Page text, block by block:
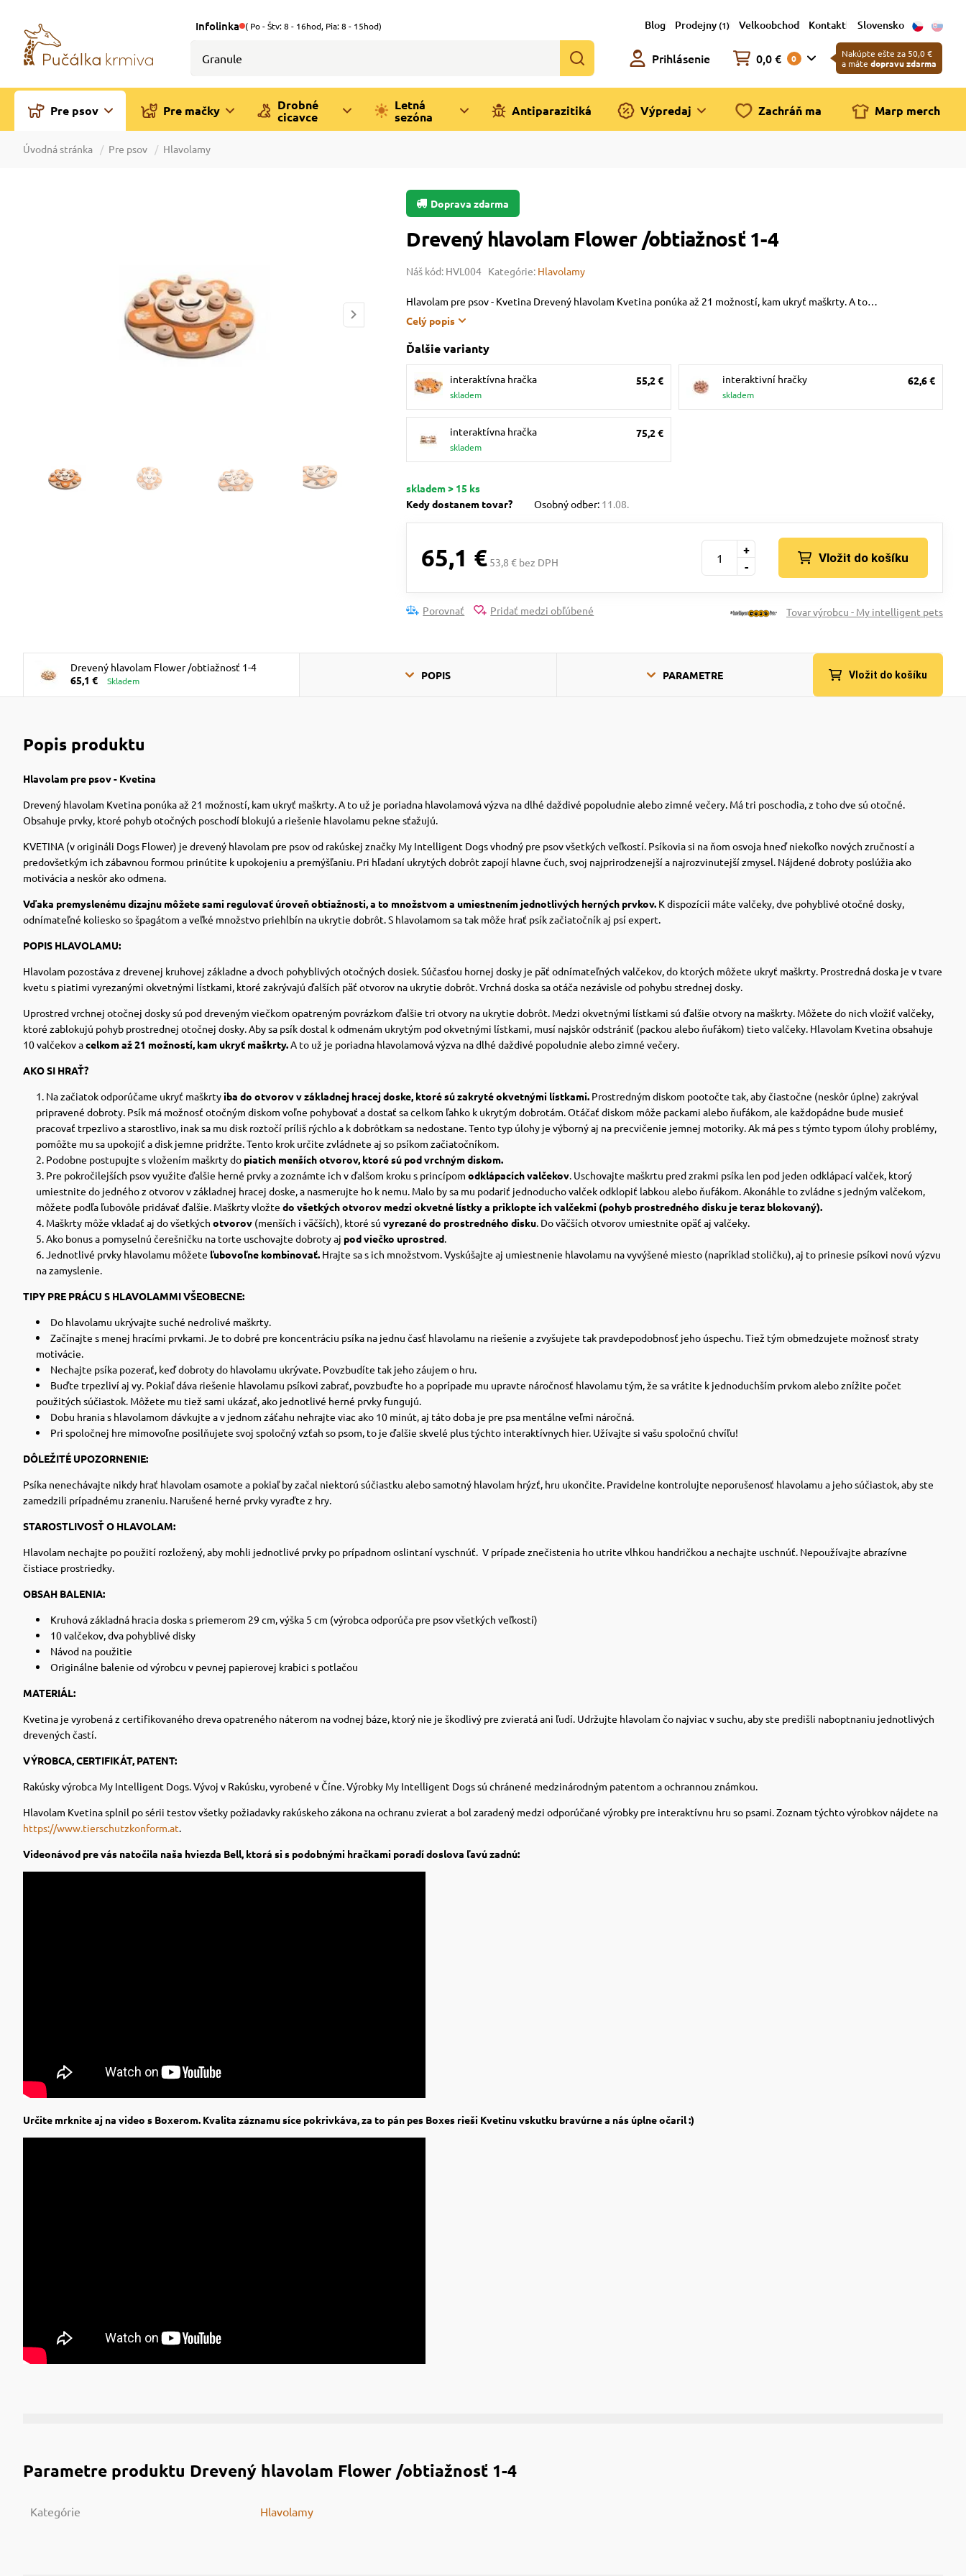
Infolinka ( Po - Štv: 8 - 16hod, Pia: 8 - 15hod) Blog Prodejny (1) Velkoobchod Kontakt Slovensko
Prihlásenie 0,0 € 0
Nakúpte ešte za 50,0 €
a máte dopravu zdarma
Pre psov Pre mačky
Drobné
cicavce
Letná
sezóna
Antiparazitiká Výpredaj Zachráň ma Marp merch
Úvodná stránka Pre psov Hlavolamy
Doprava zdarma
Drevený hlavolam Flower /obtiažnosť 1-4
Náš kód: HVL004 Kategórie: Hlavolamy
Hlavolam pre psov - Kvetina Drevený hlavolam Kvetina ponúka až 21 možností, kam ukryť maškrty. A to…
Celý popis
Ďalšie varianty
interaktívna hračka
skladem
55,2 € interaktivní hračky
skladem
62,6 €
interaktívna hračka
skladem
75,2 €
skladem > 15 ks
Kedy dostanem tovar?
Osobný odber: 11.08.
65,1 € 53,8 € bez DPH -
+
Vložit do košíku
Porovnať Pridať medzi obľúbené Tovar výrobcu - My intelligent pets
Drevený hlavolam Flower /obtiažnosť 1-4
65,1 €
Skladem POPIS PARAMETRE Vložit do košíku
Popis produktu
Hlavolam pre psov - Kvetina
Drevený hlavolam Kvetina ponúka až 21 možností, kam ukryť maškrty.A to už je poriadna hlavolamová výzva na dlhé daždivé popoludnie alebo zimné večery. Má tri poschodia, z toho dve sú otočné.
Obsahuje prvky, ktoré pohyb otočných poschodí blokujú a riešenie hlavolamu pekne sťažujú.
KVETINA (v origináli Dogs Flower) je drevený hlavolam pre psov od rakúskej značky My Intelligent Dogs vhodný pre psov všetkých veľkostí. Psíkovia si na ňom osvoja hneď niekoľko nových zručností a
predovšetkým ich zábavnou formou prinútite k upokojeniu a premýšľaniu. Pri hľadaní ukrytých dobrôt zapojí hlavne čuch, svoj najprirodzenejší a najrozvinutejší zmysel. Nájdené dobroty poslúžia ako
motivácia a neskôr ako odmena.
Vďaka premyslenému dizajnu môžete sami regulovať úroveň obtiažnosti, a to množstvom a umiestnením jednotlivých herných prvkov. K dispozícii máte valčeky, dve pohyblivé otočné dosky,
odnímateľné koliesko so špagátom a veľké množstvo priehlbín na ukrytie dobrôt. S hlavolamom sa tak môže hrať psík začiatočník aj psí expert.
POPIS HLAVOLAMU:
Hlavolam pozostáva z drevenej kruhovej základne a dvoch pohyblivých otočných dosiek.Súčasťou hornej dosky je päť odnímateľných valčekov, do ktorých môžete ukryť maškrty. Prostredná doska je v tvare
kvetu s piatimi vyrezanými okvetnými lístkami, ktoré zakrývajú ďalších päť otvorov na ukrytie dobrôt.Vrchná doska sa otáča nezávisle od pohybu strednej dosky.
Uprostred vrchnej otočnej dosky sú pod dreveným viečkom opatreným povrázkom ďalšie tri otvory na ukrytie dobrôt. Medzi okvetnými lístkami sú ďalšie otvory na maškrty. Môžete do nich vložiť valčeky,
ktoré zablokujú pohyb prostrednej otočnej dosky.Aby sa psík dostal k odmenám ukrytým pod okvetnými lístkami, musí najskôr odstrániť (packou alebo ňufákom) tieto valčeky. Hlavolam Kvetina obsahuje
10 valčekov acelkom až 21 možností, kam ukryť maškrty.A to už je poriadna hlavolamová výzva na dlhé daždivé popoludnie alebo zimné večery.
AKO SI HRAŤ?
Na začiatok odporúčame ukryť maškrty iba do otvorov v základnej hracej doske, ktoré sú zakryté okvetnými lístkami.Prostredným diskom pootočte tak, aby čiastočne (neskôr úplne) zakrýval
pripravené dobroty. Psík má možnosť otočným diskom voľne pohybovať a dostať sa celkom ľahko k ukrytým dobrotám. Otáčať diskom môže packami alebo ňufákom, ale každopádne bude musieť
pracovať trpezlivo a starostlivo, inak sa mu disk roztočí príliš rýchlo a k dobrôtkam sa nedostane. Tento typ úlohy je výborný aj na precvičenie jemnej motoriky. Ak má pes s týmto typom úlohy problémy,
pomôžte mu sa upokojiť a disk jemne pridržte. Tento krok určite zvládnete aj so psíkom začiatočníkom.
Podobne postupujte s vložením maškrty do piatich menších otvorov, ktoré sú pod vrchným diskom.
Pre pokročilejších psov využite ďalšie herné prvky a zoznámte ich v ďalšom kroku s princípom odklápacích valčekov. Uschovajte maškrtu pred zrakmi psíka len pod jeden odklápací valček, ktorý
umiestnite do jedného z otvorov v základnej hracej doske, a nasmerujte ho k nemu. Malo by sa mu podariť jednoducho valček odklopiť labkou alebo ňufákom. Akonáhle to zvládne s jedným valčekom,
môžete podľa ľubovôle pridávať ďalšie. Maškrty vložte do všetkých otvorov medzi okvetné lístky a priklopte ich valčekmi (pohyb prostredného disku je teraz blokovaný).
Maškrty môže vkladať aj do všetkých otvorov(menších i väčších), ktoré sú vyrezané do prostredného disku. Do väčších otvorov umiestnite opäť aj valčeky.
Ako bonus a pomyselnú čerešničku na torte uschovajte dobroty aj pod viečko uprostred.
Jednotlivé prvky hlavolamu môžete ľubovoľne kombinovať.Hrajte sa s ich množstvom. Vyskúšajte aj umiestnenie hlavolamu na vyvýšené miesto (napríklad stoličku), aj to prinesie psíkovi novú výzvu
na zamyslenie.
TIPY PRE PRÁCU S HLAVOLAMMI VŠEOBECNE:
Do hlavolamu ukrývajte suché nedrolivé maškrty.
Začínajte s menej hracími prvkami. Je to dobré pre koncentráciu psíka na jednu časť hlavolamu na riešenie a zvyšujete tak pravdepodobnosť jeho úspechu. Tiež tým obmedzujete možnosť straty
motivácie.
Nechajte psíka pozerať, keď dobroty do hlavolamu ukrývate. Povzbudíte tak jeho záujem o hru.
Buďte trpezliví aj vy. Pokiaľ dáva riešenie hlavolamu psíkovi zabrať, povzbuďte ho a poprípade mu upravte náročnosť hlavolamu tým, že sa vrátite k jednoduchším prvkom alebo znížite počet
použitých súčiastok. Môžete mu tiež sami ukázať, ako jednotlivé herné prvky fungujú.
Dobu hrania s hlavolamom dávkujte a v jednom záťahu nehrajte viac ako 10 minút, aj táto doba je pre psa mentálne veľmi náročná.
Pri spoločnej hre mimovoľne posilňujete svoj spoločný vzťah so psom, to je ďalšie skvelé plus týchto interaktívnych hier. Užívajte si vašu spoločnú chvíľu!
DÔLEŽITÉ UPOZORNENIE:
Psíka nenechávajte nikdy hrať hlavolam osamote a pokiaľ by začal niektorú súčiastku alebo samotný hlavolam hrýzť, hru ukončite. Pravidelne kontrolujte neporušenosť hlavolamu a jeho súčiastok, aby ste
zamedzili prípadnému zraneniu. Narušené herné prvky vyraďte z hry.
STAROSTLIVOSŤ O HLAVOLAM:
Hlavolam nechajte po použití rozložený, aby mohli jednotlivé prvky po prípadnom oslintaní vyschnúť. V prípade znečistenia ho utrite vlhkou handričkou a nechajte uschnúť. Nepoužívajte abrazívne
čistiace prostriedky.
OBSAH BALENIA:
Kruhová základná hracia doska s priemerom 29 cm, výška 5 cm (výrobca odporúča pre psov všetkých veľkostí)
10 valčekov, dva pohyblivé disky
Návod na použitie
Originálne balenie od výrobcu v pevnej papierovej krabici s potlačou
MATERIÁL:
Kvetina je vyrobená z certifikovaného dreva opatreného náterom na vodnej báze, ktorý nie je škodlivý pre zvieratá ani ľudí. Udržujte hlavolam čo najviac v suchu, aby ste predišli naboptnaniu jednotlivých
drevených častí.
VÝROBCA, CERTIFIKÁT, PATENT:
Rakúsky výrobca My Intelligent Dogs.Vývoj v Rakúsku, vyrobené v Číne.Výrobky My Intelligent Dogs sú chránené medzinárodným patentom a ochrannou známkou.
Hlavolam Kvetina splnil po sérii testov všetky požiadavky rakúskeho zákona na ochranu zvierat a bol zaradený medzi odporúčané výrobky pre interaktívnu hru so psami.Zoznam týchto výrobkov nájdete na
https://www.tierschutzkonform.at.
Videonávod pre vás natočila naša hviezda Bell, ktorá si s podobnými hračkami poradí doslova ľavú zadnú:
Určite mrknite aj na video s Boxerom. Kvalita záznamu síce pokrivkáva, za to pán pes Boxes rieši Kvetinu vskutku bravúrne a nás úplne očaril :)
Parametre produktu Drevený hlavolam Flower /obtiažnosť 1-4
Kategórie Hlavolamy